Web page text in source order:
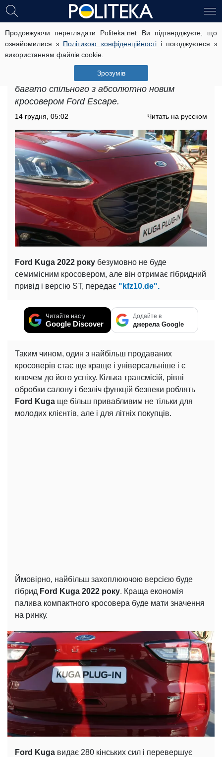
Продовжуючи переглядати Politeka.net Ви підтверджуєте, що
ознайомилися з Політикою конфіденційностіі погоджуєтеся з
використанням файлів cookie.
Зрозумів
Ford Kuga 2022 року буде яскраво
виділятися на дорогах України:
перші фото новинки
Новий гібрид Ford Kuga 2022 року матиме
багато спільного з абсолютно новим
кросовером Ford Escape.
14 грудня, 05:02 Читать на русском
Ford Kuga 2022 року безумовно не буде
семимісним кросовером, але він отримає гібридний
привід і версію ST, передає "kfz10.de".
Читайте нас у
Google Discover
Додайте в
джерела Google
Таким чином, один з найбільш продаваних
кросоверів стає ще краще і універсальніше і є
ключем до його успіху. Кілька трансмісій, рівні
обробки салону і безліч функцій безпеки роблять
Ford Kuga ще більш привабливим не тільки для
молодих клієнтів, але і для літніх покупців.
Ймовірно, найбільш захоплюючою версією буде
гібрид Ford Kuga 2022 року. Краща економія
палива компактного кросовера буде мати значення
на ринку.
Ford Kuga видає 280 кінських сил і перевершує